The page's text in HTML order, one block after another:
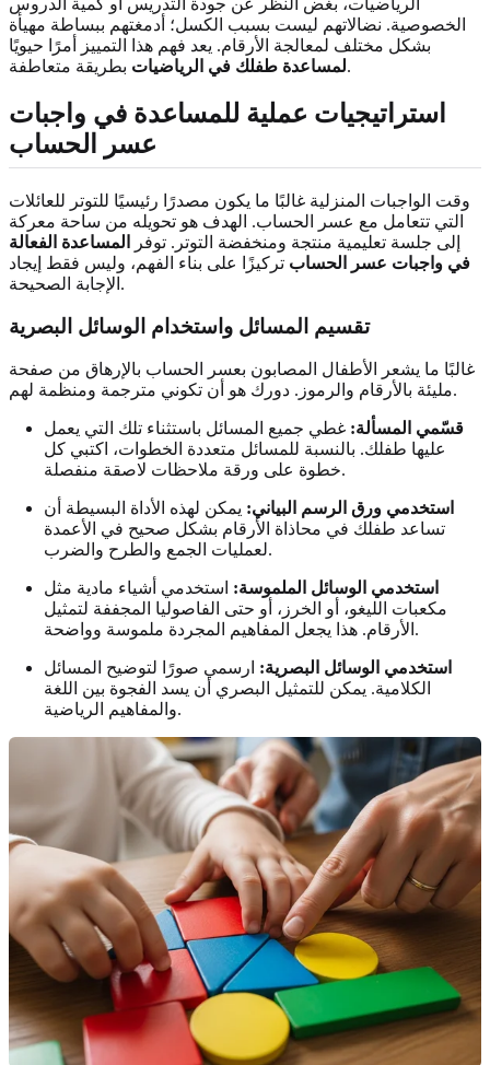
الخصوصية. نضالاتهم ليست بسبب الكسل؛ أدمغتهم ببساطة مهيأة
بشكل مختلف لمعالجة الأرقام. يعد فهم هذا التمييز أمرًا حيويًا
لمساعدة طفلك في الرياضياتبطريقة متعاطفة.
استراتيجيات عملية للمساعدة في واجبات
عسر الحساب
وقت الواجبات المنزلية غالبًا ما يكون مصدرًا رئيسيًا للتوتر للعائلات
التي تتعامل مع عسر الحساب. الهدف هو تحويله من ساحة معركة
إلى جلسة تعليمية منتجة ومنخفضة التوتر. توفر
المساعدة الفعالة
في واجبات عسر الحساب تركيزًا على بناء الفهم، وليس فقط إيجاد
الإجابة الصحيحة.
تقسيم المسائل واستخدام الوسائل البصرية
غالبًا ما يشعر الأطفال المصابون بعسر الحساب بالإرهاق من صفحة
مليئة بالأرقام والرموز. دورك هو أن تكوني مترجمة ومنظمة لهم.
قسّمي المسألة: غطي جميع المسائل باستثناء تلك التي يعمل
عليها طفلك. بالنسبة للمسائل متعددة الخطوات، اكتبي كل
خطوة على ورقة ملاحظات لاصقة منفصلة.
استخدمي ورق الرسم البياني: يمكن لهذه الأداة البسيطة أن
تساعد طفلك في محاذاة الأرقام بشكل صحيح في الأعمدة
لعمليات الجمع والطرح والضرب.
استخدمي الوسائل الملموسة: استخدمي أشياء مادية مثل
مكعبات الليغو، أو الخرز، أو حتى الفاصوليا المجففة لتمثيل
الأرقام. هذا يجعل المفاهيم المجردة ملموسة وواضحة.
استخدمي الوسائل البصرية: ارسمي صورًا لتوضيح المسائل
الكلامية. يمكن للتمثيل البصري أن يسد الفجوة بين اللغة
والمفاهيم الرياضية.